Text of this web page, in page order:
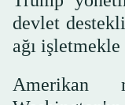
devlet
ağı işletmekle
Amerikan